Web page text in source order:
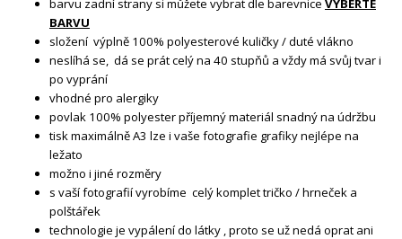
barvu zadní strany si můžete vybrat dle barevnice VYBERTE
BARVU
složení výplně 100% polyesterové kuličky / duté vlákno
neslíhá se, dá se prát celý na 40 stupňů a vždy má svůj tvar i
po vyprání
vhodné pro alergiky
povlak 100% polyester příjemný materiál snadný na údržbu
tisk maximálně A3 lze i vaše fotografie grafiky nejlépe na
ležato
možno i jiné rozměry
s vaší fotografií vyrobíme celý komplet tričko / hrneček a
polštářek
technologie je vypálení do látky , proto se už nedá oprat ani